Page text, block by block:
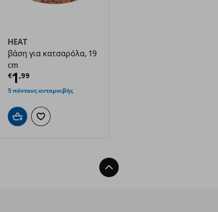
HEAT
βάση για κατσαρόλα, 19
cm
€1 ,99
Τρέχουσα τιμή
5 πόντους ανταμοιβής
Προσθήκη στο καλάθι
Προσθήκη στα αγαπημένα
Back To Top